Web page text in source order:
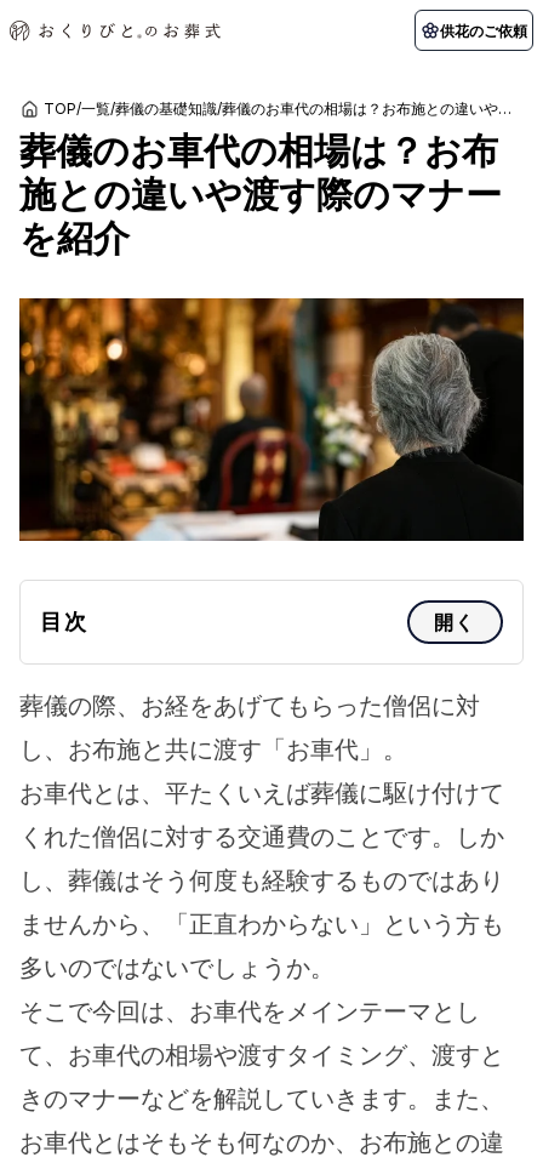
供花のご依頼
初めての方へ
初めての方へ 納棺の儀とは？
葬儀の流れ
アフターサポート
会社を知る
スタッフ一覧 採用情報
会社概要 店舗用地募集
関東エリア
東京都
千葉県 神奈川県
北海道エリア
札幌市 函館市
お客様の声
ご葬儀事例 お客様の声
よくある質問
葬儀の知識
葬儀の知識 供花のご依頼
TOP/一覧/葬儀の基礎知識/ 葬儀のお車代の相場は？お布施との違いや渡す際のマナーを紹介
葬儀のお車代の相場は？お布
施との違いや渡す際のマナー
を紹介
目次 開く
葬儀の際、お経をあげてもらった僧侶に対
し、お布施と共に渡す「お車代」。
お車代とは、平たくいえば葬儀に駆け付けて
くれた僧侶に対する交通費のことです。しか
し、葬儀はそう何度も経験するものではあり
ませんから、「正直わからない」という方も
多いのではないでしょうか。
そこで今回は、お車代をメインテーマとし
て、お車代の相場や渡すタイミング、渡すと
きのマナーなどを解説していきます。また、
お車代とはそもそも何なのか、お布施との違